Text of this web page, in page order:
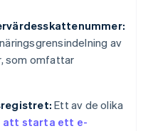
av
som omfattar
Ett av de olika
att starta ett e-